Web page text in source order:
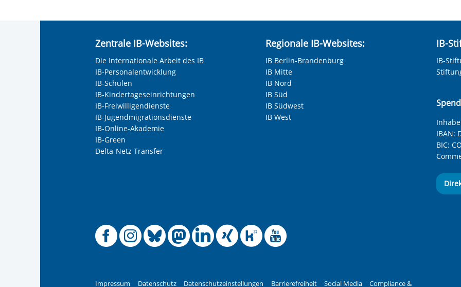
Keine Angabe
Frau
Herr
Neutrale Anrede
Unternehmen
Nachname, Vorname
Ihre E-Mail-Adresse*
Ihre Telefonnummer
Zentrale IB-Websites:
Die Internationale Arbeit des IB
IB-Personalentwicklung
IB-Schulen
IB-Kindertageseinrichtungen
IB-Freiwilligendienste
IB-Jugendmigrationsdienste
IB-Online-Akademie
IB-Green
Delta-Netz Transfer
Regionale IB-Websites:
IB Berlin-Brandenburg
IB Mitte
IB Nord
IB Süd
IB Südwest
IB West
IB-
IB-
IBAN:
BIC:
Offizielle Facebook-Seite des
Offizielle Instagram-Seite des
Offizielle BlueSky-Seite des
Offizielle Mastodon-
Offizielle LinkedIn-
Offizielle Xing-Seite
Offizielle Kununu-
Impressum Datenschutz Datenschutzeinstellungen Barrierefreiheit Social Media Compliance &